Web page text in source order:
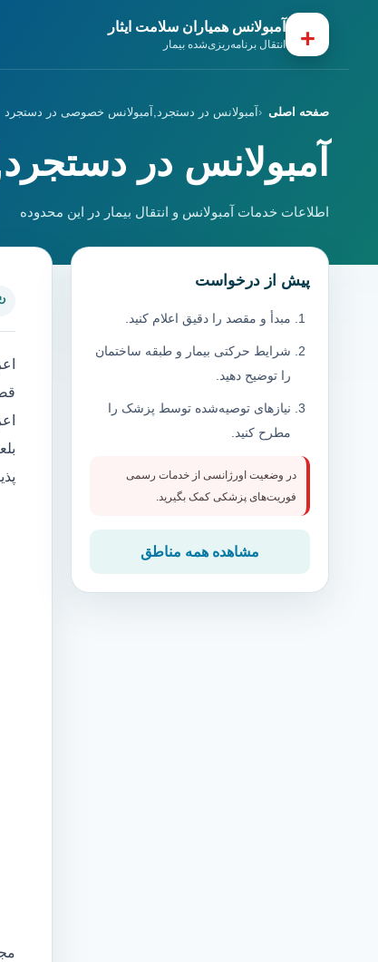
+ آمبولانس همیاران سلامت ایثار
انتقال برنامه‌ریزی‌شده بیمار
صفحه اصلی آمبولانس در دستجرد,آمبولانس خصوصی در دستجرد
آمبولانس در
اطلاعات خدمات آمبولانس و انتقال بیمار در این محدوده
پیش از درخواست
مبدأ و مقصد را دقیق اعلام کنید.
شرایط حرکتی بیمار و طبقه ساختمان
را توضیح دهید.
نیازهای توصیه‌شده توسط پزشک را
مطرح کنید.
در وضعیت اورژانسی از خدمات رسمی
فوریت‌های پزشکی کمک بگیرید.
مشاهده همه مناطق